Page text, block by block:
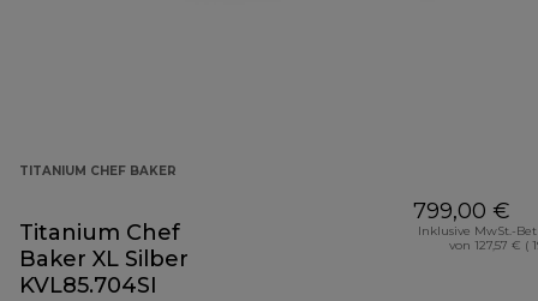
TITANIUM CHEF BAKER
Titanium Chef
Baker XL Silber
KVL85.704SI
799,00 €
Inklusive MwSt.-
von 127,57 € (